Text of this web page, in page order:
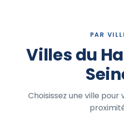
PAR
Villes du
Choisissez une ville pour